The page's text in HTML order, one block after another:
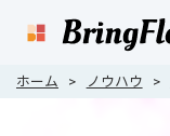
ホーム ノウハウ